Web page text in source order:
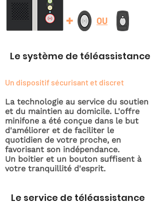
+ OU
Le système de téléassistance
Un dispositif sécurisant et discret
La technologie au service du soutien
et du maintien au domicile. L'offre
minifone a été conçue dans le but
d'améliorer et de faciliter le
quotidien de votre proche, en
favorisant son indépendance.
Un boitier et un bouton suffisent à
votre tranquillité d'esprit.
Le service de téléassistance